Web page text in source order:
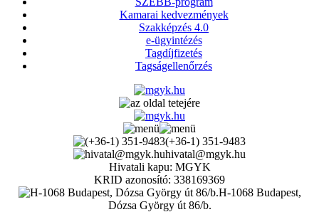
Kamarai kedvezmények
Szakképzés 4.0
e-ügyintézés
Tagdíjfizetés
Tagságellenőrzés
(+36-1) 351-9483
hivatal@mgyk.hu
Hivatali kapu: MGYK
KRID azonosító: 338169369
H-1068 Budapest,
Dózsa György út 86/b.